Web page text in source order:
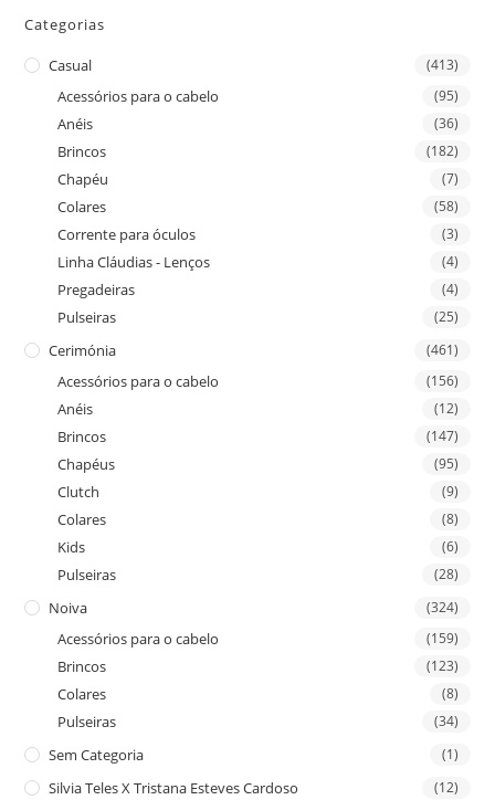
Categorias
Casual (413)
Acessórios para o cabelo (95)
Anéis (36)
Brincos (182)
Chapéu (7)
Colares (58)
Corrente para óculos (3)
Linha Cláudias - Lenços (4)
Pregadeiras (4)
Pulseiras (25)
Cerimónia (461)
Acessórios para o cabelo (156)
Anéis (12)
Brincos (147)
Chapéus (95)
Clutch (9)
Colares (8)
Kids (6)
Pulseiras (28)
Noiva (324)
Acessórios para o cabelo (159)
Brincos (123)
Colares (8)
Pulseiras (34)
Sem Categoria (1)
Silvia Teles X Tristana Esteves Cardoso (12)